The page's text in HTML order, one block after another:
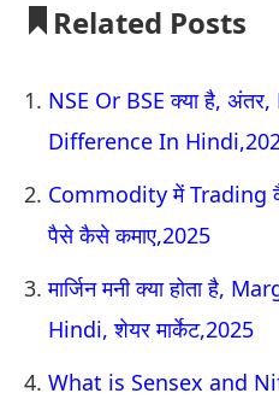
Related Posts
NSE Or BSE क्या है,
Difference In
Commodity में Trading
पैसे कैसे कमाए,2025
मार्जिन मनी क्या होता है,
Hindi, शेयर मार्केट,2025
What is Sensex and